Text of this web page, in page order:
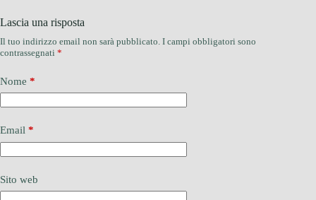
Lascia una risposta
Il tuo indirizzo email non sarà pubblicato. I campi obbligatori sono
contrassegnati *
Nome *
Email *
Sito web